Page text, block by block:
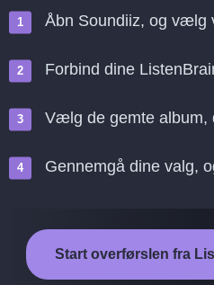
Åbn Soundiiz, og
Forbind dine
Vælg de gemte album,
Gennemgå dine valg,
Start overførslen fra